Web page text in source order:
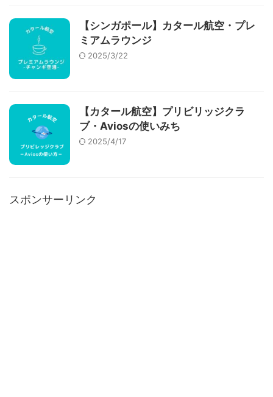
【シンガポール】カタール航空・プレ
ミアムラウンジ
2025/3/22
【カタール航空】プリビリッジクラ
ブ・Aviosの使いみち
2025/4/17
スポンサーリンク